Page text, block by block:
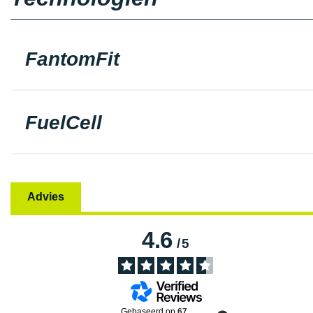
FantomFit
FuelCell
Advies
4.6/5